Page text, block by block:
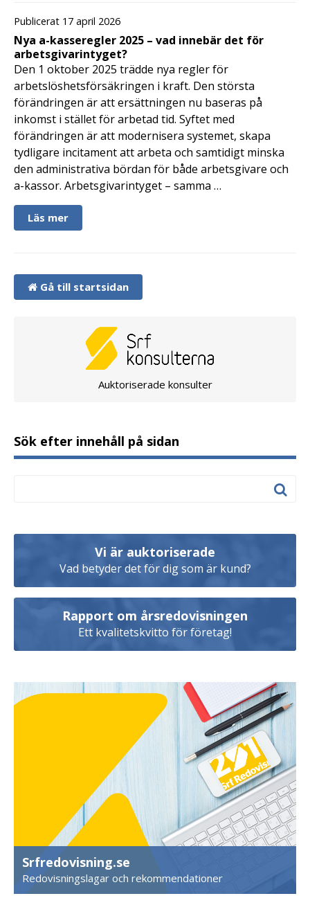
Publicerat 17 april 2026
Nya a-kasseregler 2025 – vad innebär det för
arbetsgivarintyget?
Den 1 oktober 2025 trädde nya regler för
arbetslöshetsförsäkringen i kraft. Den största
förändringen är att ersättningen nu baseras på
inkomst i stället för arbetad tid. Syftet med
förändringen är att modernisera systemet, skapa
tydligare incitament att arbeta och samtidigt minska
den administrativa bördan för både arbetsgivare och
a-kassor. Arbetsgivarintyget – samma …
Läs mer
Gå till startsidan
Auktoriserade konsulter
Sök efter innehåll på sidan
Vi är auktoriserade
Vad betyder det för dig som är kund?
Rapport om årsredovisningen
Ett kvalitetskvitto för företag!
Srfredovisning.se
Redovisningslagar och rekommendationer